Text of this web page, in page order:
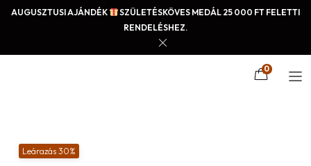
AUGUSZTUSI AJÁNDÉK
SZÜLETÉSKÖVES MEDÁL 25 000 FT FELETTI
RENDELÉSHEZ.
0
Leárazás 30%